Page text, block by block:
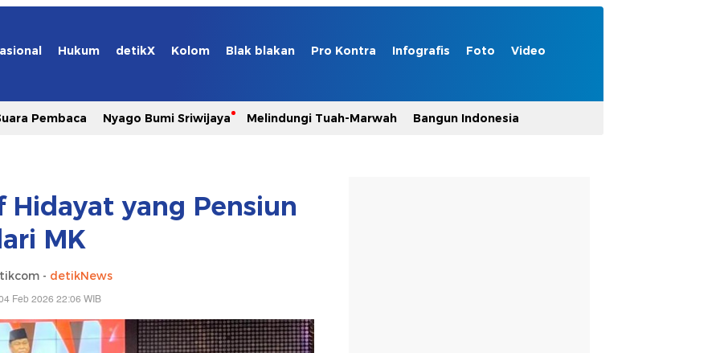
Hukum detikX Kolom Blak blakan Pro Kontra Infografis Foto Video
Pembaca Nyago Bumi Sriwijaya Melindungi Tuah-Marwah Bangun Indonesia
Hidayat yang Pensiun
MK
- detikNews
Feb 2026 22:06 WIB